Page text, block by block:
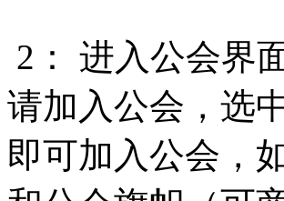
2： 进入公会界
请加入公会，选
即可加入公会，